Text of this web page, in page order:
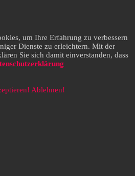
um Ihre Erfahrung zu verbessern
Dienste zu erleichtern. Mit der
Sie sich damit einverstanden, dass
Ablehnen!